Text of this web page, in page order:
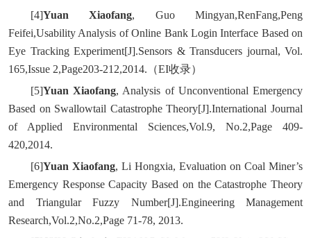
[4]Yuan Xiaofang, Guo Mingyan,RenFang,Peng
Feifei,Usability Analysis of Online Bank Login Interface Based on
Eye Tracking Experiment[J].Sensors & Transducers journal, Vol.
165,Issue 2,Page203-212,2014.（EI收录）
[5]Yuan Xiaofang, Analysis of Unconventional Emergency
Based on Swallowtail Catastrophe Theory[J].International Journal
of Applied Environmental Sciences,Vol.9, No.2,Page 409-
420,2014.
[6]Yuan Xiaofang, Li Hongxia, Evaluation on Coal Miner’s
Emergency Response Capacity Based on the Catastrophe Theory
and Triangular Fuzzy Number[J].Engineering Management
Research,Vol.2,No.2,Page 71-78, 2013.